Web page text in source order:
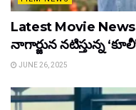
Latest Movie
నాగార్జున నటిస్తున్న
JUNE 26, 2025